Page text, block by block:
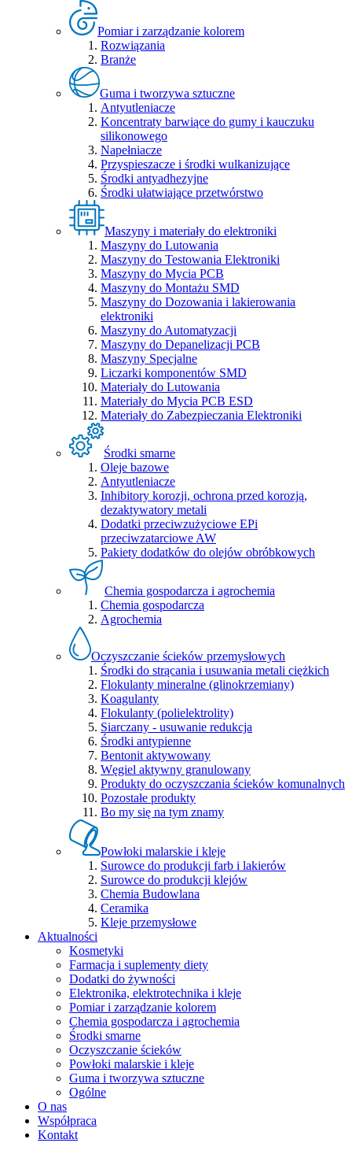
Pomiar i zarządzanie kolorem
Rozwiązania
Branże
Guma i tworzywa sztuczne
Antyutleniacze
Koncentraty barwiące do gumy i kauczuku
silikonowego
Napełniacze
Przyspieszacze i środki wulkanizujące
Środki antyadhezyjne
Środki ułatwiające przetwórstwo
Maszyny i materiały do elektroniki
Maszyny do Lutowania
Maszyny do Testowania Elektroniki
Maszyny do Mycia PCB
Maszyny do Montażu SMD
Maszyny do Dozowania i lakierowania
elektroniki
Maszyny do Automatyzacji
Maszyny do Depanelizacji PCB
Maszyny Specjalne
Liczarki komponentów SMD
Materiały do Lutowania
Materiały do Mycia PCB ESD
Materiały do Zabezpieczania Elektroniki
Środki smarne
Oleje bazowe
Antyutleniacze
Inhibitory korozji, ochrona przed korozją,
dezaktywatory metali
Dodatki przeciwzużyciowe EPi
przeciwzatarciowe AW
Pakiety dodatków do olejów obróbkowych
Chemia gospodarcza i agrochemia
Chemia gospodarcza
Agrochemia
Oczyszczanie ścieków przemysłowych
Środki do strącania i usuwania metali ciężkich
Flokulanty mineralne (glinokrzemiany)
Koagulanty
Flokulanty (polielektrolity)
Siarczany - usuwanie redukcja
Środki antypienne
Bentonit aktywowany
Węgiel aktywny granulowany
Produkty do oczyszczania ścieków komunalnych
Pozostałe produkty
Bo my się na tym znamy
Powłoki malarskie i kleje
Surowce do produkcji farb i lakierów
Surowce do produkcji klejów
Chemia Budowlana
Ceramika
Kleje przemysłowe
Aktualności
Kosmetyki
Farmacja i suplementy diety
Dodatki do żywności
Elektronika, elektrotechnika i kleje
Pomiar i zarządzanie kolorem
Chemia gospodarcza i agrochemia
Środki smarne
Oczyszczanie ścieków
Powłoki malarskie i kleje
Guma i tworzywa sztuczne
Ogólne
O nas
Współpraca
Kontakt